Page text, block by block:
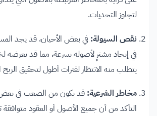
لتجاوز التحديات.
نقص السيولة: في بعض الأحيان، قد يجد
في إيجاد مشترٍ لأصوله بسرعة، مما قد يعرضه
يتطلب منه الانتظار لفترات أطول لتحقيق
مخاطر الشرعية: قد يكون من الصعب في بعض
التأكد من أن جميع الأصول أو العقود متوافقة